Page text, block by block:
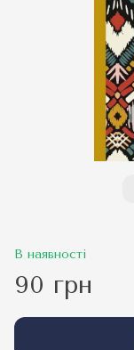
В наявності
90 грн